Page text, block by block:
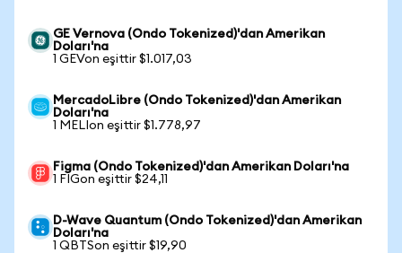
GE Vernova (Ondo Tokenized)'dan Amerikan
Doları'na
1 GEVon eşittir $1.017,03
MercadoLibre (Ondo Tokenized)'dan Amerikan
Doları'na
1 MELIon eşittir $1.778,97
Figma (Ondo Tokenized)'dan Amerikan Doları'na
1 FIGon eşittir $24,11
D-Wave Quantum (Ondo Tokenized)'dan Amerikan
Doları'na
1 QBTSon eşittir $19,90